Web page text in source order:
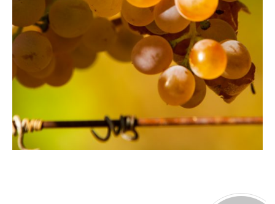
Bio et biodynamie